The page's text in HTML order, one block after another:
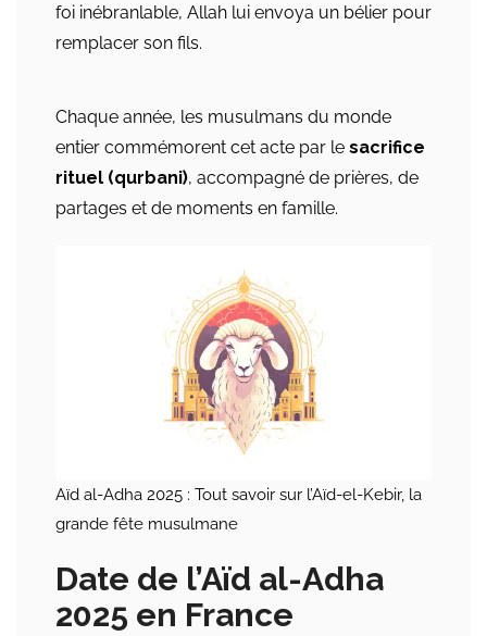
foi inébranlable, Allah lui envoya un bélier pour
remplacer son fils.
Chaque année, les musulmans du monde
entier commémorent cet acte par le sacrifice
rituel (qurbani), accompagné de prières, de
partages et de moments en famille.
Aïd al-Adha 2025 : Tout savoir sur l’Aïd-el-Kebir, la
grande fête musulmane
Date de l’Aïd al-Adha
2025 en France